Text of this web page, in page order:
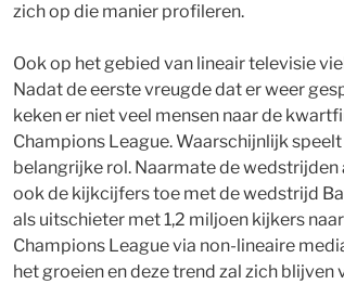
zich op die manier profileren.
Ook op het gebied van lineair televisie
Nadat de eerste vreugde dat er weer
keken er niet veel mensen naar de
Champions League. Waarschijnlijk
belangrijke rol. Naarmate de wedstrijden
ook de kijkcijfers toe met de wedstrijd
als uitschieter met 1,2 miljoen kijkers
Champions League via non-lineaire
het groeien en deze trend zal zich blijven